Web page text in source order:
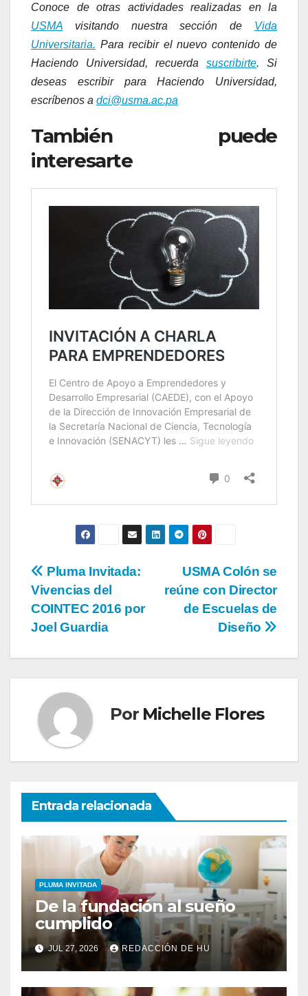
Conoce de otras actividades realizadas en la
USMA visitando nuestra sección de Vida
Universitaria. Para recibir el nuevo contenido de
Haciendo Universidad, recuerda suscribirte. Si
deseas escribir para Haciendo Universidad,
escríbenos a dci@usma.ac.pa
También puede
interesarte
USMA Colón se
reúne con Director
de Escuelas de
Diseño
Pluma Invitada:
Vivencias del
COINTEC 2016 por
Joel Guardia
Por Michelle Flores
Entrada relacionada
PLUMA INVITADA
De la fundación al sueño
cumplido
JUL 27, 2026 REDACCIÓN DE HU